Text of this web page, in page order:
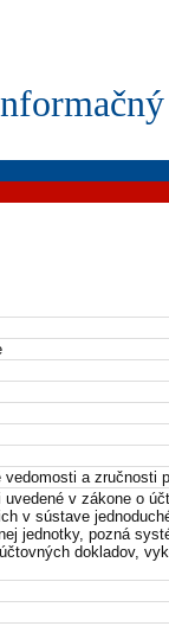
a zručnosti
v zákone o
v sústave
jednotky, pozná
dokladov,